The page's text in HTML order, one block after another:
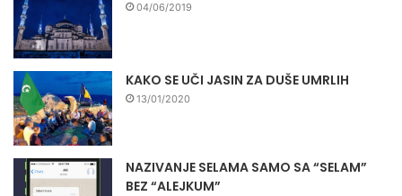
04/06/2019
KAKO SE UČI JASIN ZA DUŠE UMRLIH
13/01/2020
NAZIVANJE SELAMA SAMO SA “SELAM”
BEZ “ALEJKUM”